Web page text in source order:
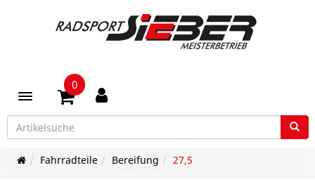
Toggle navigation
0
Fahrradteile Bereifung 27,5